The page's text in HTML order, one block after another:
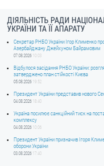
Питання запобігання корупції
Публічні закупівлі
Внутрішній аудит
ДЕРЖАВНИЙ РЕЄСТР САНКЦІЙ
ДІЯЛЬНІСТЬ РАДИ
УКРАЇНИ ТА ЇЇ АПАРАТУ
Секретар РНБО України Ігор Клименко
Азербайджану Джейхуном Байрамовим
07.08.2026 10:03
Відбулося засідання РНБО України:
затверджено план стійкості Києва
05.08.2026 19:52
Президент України представив нового
04.08.2026 18:40
Україна посилює санкційний тиск на
комплексу
04.08.2026 10:06
Президент України призначив Ігоря
оборони України
03.08.2026 17:40